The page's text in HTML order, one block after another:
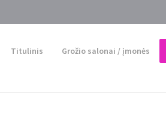
Titulinis Grožio salonai / įmonės